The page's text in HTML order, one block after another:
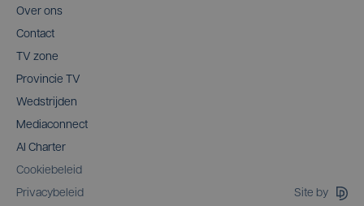
Over ons
Contact
TV zone
Provincie TV
Wedstrijden
Mediaconnect
AI Charter
Cookiebeleid
Privacybeleid
Site by